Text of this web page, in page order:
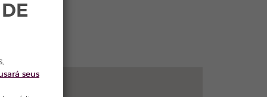
seus